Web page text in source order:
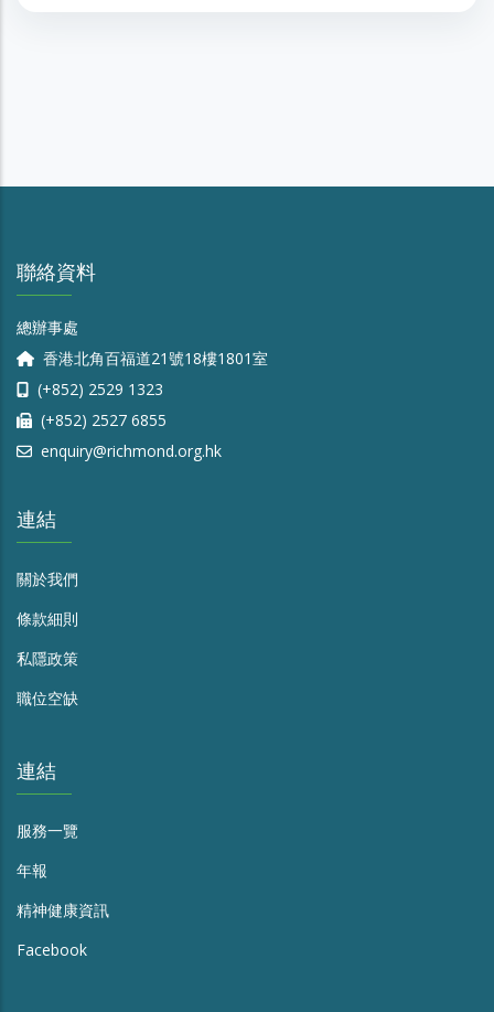
聯絡資料
總辦事處
香港北角百福道21號18樓1801室
(+852) 2529 1323
(+852) 2527 6855
enquiry@richmond.org.hk
連結
關於我們
條款細則
私隱政策
職位空缺
連結
服務一覽
年報
精神健康資訊
Facebook